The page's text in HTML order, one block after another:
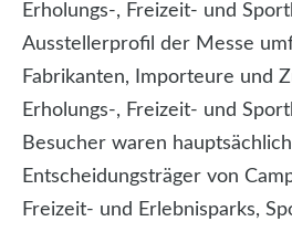
Erholungs-, Freizeit- und
Ausstellerprofil der Messe
Fabrikanten, Importeure und
Erholungs-, Freizeit- und
Besucher waren hauptsächlich
Entscheidungsträger von
Freizeit- und Erlebnisparks,